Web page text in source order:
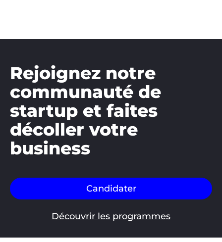
Rejoignez notre
communauté de
startup et faites
décoller votre
business
Candidater
Découvrir les programmes